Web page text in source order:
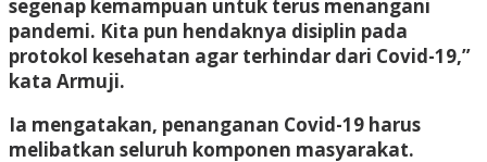
segenap kemampuan untuk terus menangani
pandemi. Kita pun hendaknya disiplin pada
protokol kesehatan agar terhindar dari Covid-19,”
kata Armuji.
Ia mengatakan, penanganan Covid-19 harus
melibatkan seluruh komponen masyarakat.